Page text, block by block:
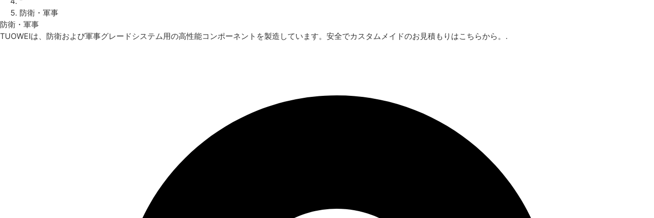
防衛・軍事
防衛・軍事
TUOWEIは、防衛および軍事グレードシステム用の高性能コンポーネントを製造しています。安全でカスタムメイドのお見積もりはこちらから。.